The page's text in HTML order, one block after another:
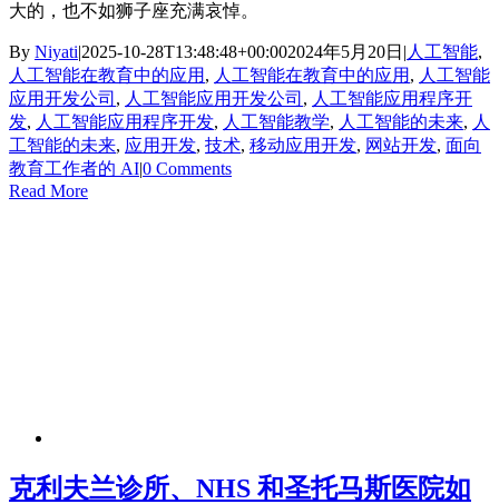
大的，也不如狮子座充满哀悼。
By Niyati|2025-10-28T13:48:48+00:002024年5月20日 | 人工智能,
人工智能在教育中的应用 , 人工智能在教育中的应用 , 人工智能
应用开发公司 , 人工智能应用开发公司 , 人工智能应用程序开
发, 人工智能应用程序开发, 人工智能教学, 人工智能的未来, 人
工智能的未来, 应用开发, 技术, 移动应用开发, 网站开发, 面向
教育工作者的 AI|0 Comments
Read More
克利夫兰诊所、NHS 和圣托马斯医院如